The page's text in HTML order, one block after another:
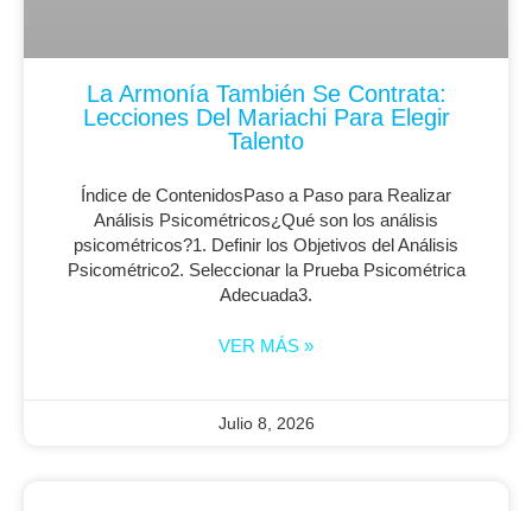
La Armonía También Se Contrata:
Lecciones Del Mariachi Para Elegir
Talento
Índice de ContenidosPaso a Paso para Realizar
Análisis Psicométricos¿Qué son los análisis
psicométricos?1. Definir los Objetivos del Análisis
Psicométrico2. Seleccionar la Prueba Psicométrica
Adecuada3.
VER MÁS »
Julio 8, 2026